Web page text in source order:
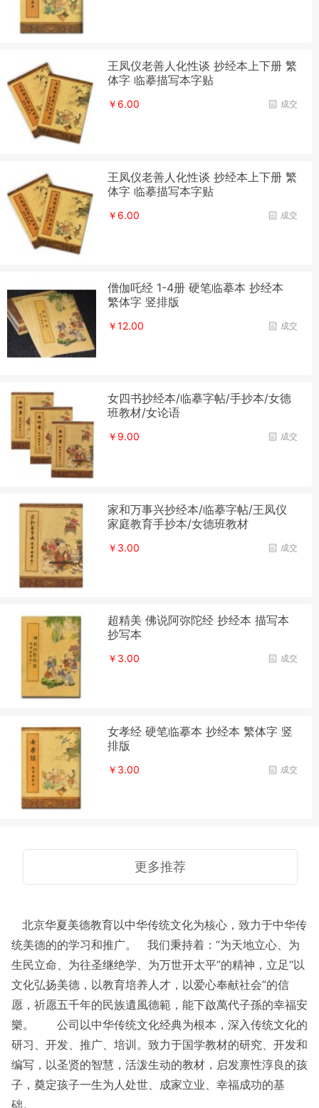
王凤仪老善人化性谈 抄经本上下册 繁
体字 临摹描写本字贴
成交
￥6.00
王凤仪老善人化性谈 抄经本上下册 繁
体字 临摹描写本字贴
成交
￥6.00
僧伽吒经 1-4册 硬笔临摹本 抄经本
繁体字 竖排版
成交
￥12.00
女四书抄经本/临摹字帖/手抄本/女德
班教材/女论语
成交
￥9.00
家和万事兴抄经本/临摹字帖/王凤仪
家庭教育手抄本/女德班教材
成交
￥3.00
超精美 佛说阿弥陀经 抄经本 描写本
抄写本
成交
￥3.00
女孝经 硬笔临摹本 抄经本 繁体字 竖
排版
成交
￥3.00
更多推荐
北京华夏美德教育以中华传统文化为核心，致力于中华传
统美德的的学习和推广。 我们秉持着：“为天地立心、为
生民立命、为往圣继绝学、为万世开太平”的精神，立足“以
文化弘扬美德，以教育培养人才，以爱心奉献社会”的信
愿，祈愿五千年的民族遺風德範，能下啟萬代子孫的幸福安
樂。 公司以中华传统文化经典为根本，深入传统文化的
研习、开发、推广、培训。致力于国学教材的研究、开发和
编写，以圣贤的智慧，活泼生动的教材，启发禀性淳良的孩
子，奠定孩子一生为人处世、成家立业、幸福成功的基
础。